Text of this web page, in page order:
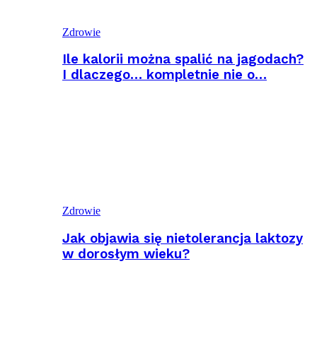
Zdrowie
Ile kalorii można spalić na jagodach?
I dlaczego… kompletnie nie o…
Zdrowie
Jak objawia się nietolerancja laktozy
w dorosłym wieku?